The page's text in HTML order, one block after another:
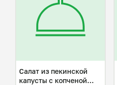
Салат из пекинской
капусты с копченой